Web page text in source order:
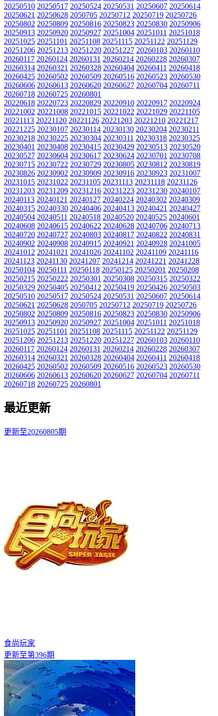
20250510 20250517 20250524 20250531 20250607 20250614
20250621 20250628 2050705 20250712 20250719 20250726
20250802 20250809 20250816 20250823 20250830 20250906
20250913 20250920 20250927 20251004 20251011 20251018
20251025 20251101 20251108 20251115 20251122 20251129
20251206 20251213 20251220 20251227 20260103 20260110
20260117 20260124 20260131 20260214 20260228 20260307
20260314 20260321 20260328 20260404 20260411 20260418
20260425 20260502 20260509 20260516 20260523 20260530
20260606 20260613 20260620 20260627 20260704 20260711
20260718 20260725 20260801
20220618 20220723 20220829 20220910 20220917 20220924
20221002 20221008 20221015 20221022 20221029 20221105
20221113 20221120 20221126 20221203 20221210 20221217
20221225 20230107 20230114 20230130 20230204 20230211
20230218 20230225 20230304 20230311 20230318 20230325
20230401 20230408 20230415 20230429 20230513 20230520
20230527 20230604 20230617 20230624 20230701 20230708
20230715 20230722 20230729 20230805 20230812 20230819
20230826 20230902 20230909 20230916 20230923 20231007
20231015 20231022 20231105 20231113 20231118 20231126
20231203 20231209 20231216 20231223 20231230 20240107
20240113 20240121 20240127 20240224 20240302 20240309
20240315 20240330 20240406 20240413 20240421 20240427
20240504 20240511 20240518 20240520 20240525 20240601
20240608 20240615 20240622 20240628 20240706 20240713
20240720 20240727 20240803 20240817 20240822 20240831
20240902 20240908 20240915 20240921 20240928 20241005
20241012 20241021 20241026 20241102 20241109 20241116
20241123 20241130 20241207 20241214 20241221 20241228
20250104 20250111 20250118 20250125 20250201 20250208
20250215 20250222 20250301 20250308 20250315 20250322
20250329 20250405 20250412 20250419 20250426 20250503
20250510 20250517 20250524 20250531 20250607 20250614
20250621 20250628 2050705 20250712 20250719 20250726
20250802 20250809 20250816 20250823 20250830 20250906
20250913 20250920 20250927 20251004 20251011 20251018
20251025 20251101 20251108 20251115 20251122 20251129
20251206 20251213 20251220 20251227 20260103 20260110
20260117 20260124 20260131 20260214 20260228 20260307
20260314 20260321 20260328 20260404 20260411 20260418
20260425 20260502 20260509 20260516 20260523 20260530
20260606 20260613 20260620 20260627 20260704 20260711
20260718 20260725 20260801
最近更新
更新至20260805期
食尚玩家
更新至第396期